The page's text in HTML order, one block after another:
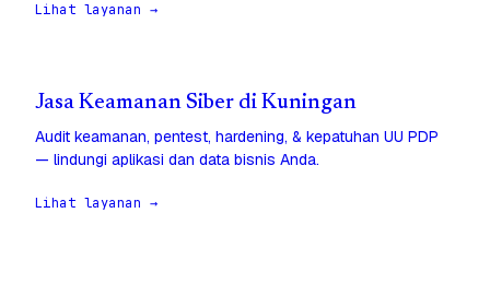
Lihat layanan →
Jasa Keamanan Siber di Kuningan
Audit keamanan, pentest, hardening, & kepatuhan UU PDP
— lindungi aplikasi dan data bisnis Anda.
Lihat layanan →